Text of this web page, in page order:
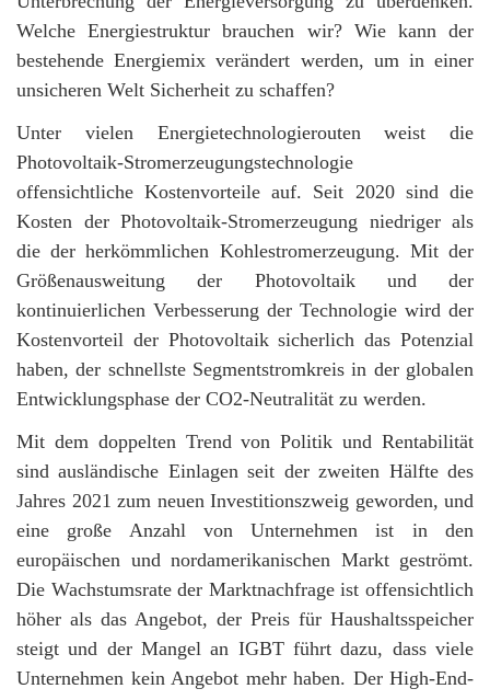
Welche Energiestruktur brauchen wir? Wie kann der
bestehende Energiemix verändert werden, um in einer
unsicheren Welt Sicherheit zu schaffen?
Unter vielen Energietechnologierouten weist die
Photovoltaik-Stromerzeugungstechnologie
offensichtliche Kostenvorteile auf. Seit 2020 sind die
Kosten der Photovoltaik-Stromerzeugung niedriger als
die der herkömmlichen Kohlestromerzeugung. Mit der
Größenausweitung der Photovoltaik und der
kontinuierlichen Verbesserung der Technologie wird der
Kostenvorteil der Photovoltaik sicherlich das Potenzial
haben, der schnellste Segmentstromkreis in der globalen
Entwicklungsphase der CO2-Neutralität zu werden.
Mit dem doppelten Trend von Politik und Rentabilität
sind ausländische Einlagen seit der zweiten Hälfte des
Jahres 2021 zum neuen Investitionszweig geworden, und
eine große Anzahl von Unternehmen ist in den
europäischen und nordamerikanischen Markt geströmt.
Die Wachstumsrate der Marktnachfrage ist offensichtlich
höher als das Angebot, der Preis für Haushaltsspeicher
steigt und der Mangel an IGBT führt dazu, dass viele
Unternehmen kein Angebot mehr haben. Der High-End-